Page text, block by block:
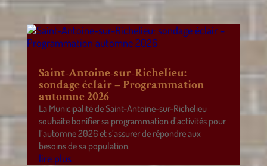
Saint-Antoine-sur-Richelieu:
sondage éclair – Programmation
automne 2026
La Municipalité de Saint-Antoine-sur-Richelieu
souhaite bonifier sa programmation d’activités pour
l’automne 2026 et s’assurer de répondre aux
besoins de sa population.
lire plus